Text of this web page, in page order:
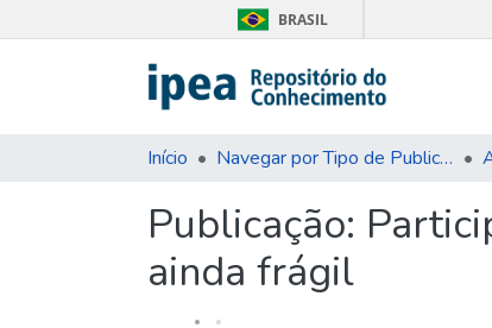
BRASIL
Início Navegar por Tipo de Publicação
Publicação:
ainda frágil